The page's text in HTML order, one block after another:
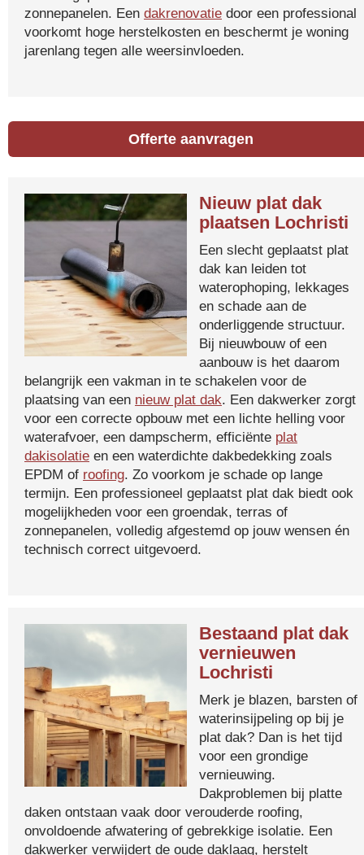
zonnepanelen. Een dakrenovatie door een professional
voorkomt hoge herstelkosten en beschermt je woning
jarenlang tegen alle weersinvloeden.
Offerte aanvragen
Nieuw plat dak
plaatsen Lochristi
Een slecht geplaatst plat
dak kan leiden tot
waterophoping, lekkages
en schade aan de
onderliggende structuur.
Bij nieuwbouw of een
aanbouw is het daarom
belangrijk een vakman in te schakelen voor de
plaatsing van een nieuw plat dak. Een dakwerker zorgt
voor een correcte opbouw met een lichte helling voor
waterafvoer, een dampscherm, efficiënte plat
dakisolatie en een waterdichte dakbedekking zoals
EPDM of roofing. Zo voorkom je schade op lange
termijn. Een professioneel geplaatst plat dak biedt ook
mogelijkheden voor een groendak, terras of
zonnepanelen, volledig afgestemd op jouw wensen én
technisch correct uitgevoerd.
Bestaand plat dak
vernieuwen
Lochristi
Merk je blazen, barsten of
waterinsijpeling op bij je
plat dak? Dan is het tijd
voor een grondige
vernieuwing.
Dakproblemen bij platte
daken ontstaan vaak door verouderde roofing,
onvoldoende afwatering of gebrekkige isolatie. Een
dakwerker verwijdert de oude daklaag, herstelt